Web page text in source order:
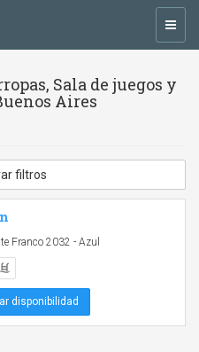
Sala de juegos y
Aires
filtros
Franco 2032 - Azul
disponibilidad